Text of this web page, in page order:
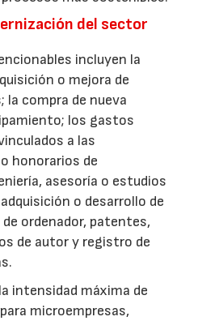
del sector
incluyen la
o mejora de
la compra de nueva
los gastos
a las
honorarios de
asesoría o estudios
o desarrollo de
ordenador, patentes,
de autor y registro de
intensidad máxima de
microempresas,